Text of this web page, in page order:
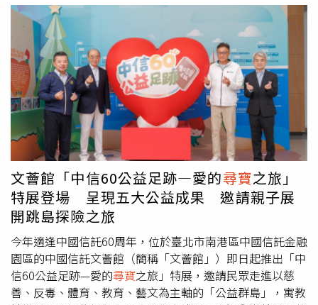
一個鏽蝕嚴重、外觀骯髒且爬滿昆蟲的油漆桶。露易莎表
示，油漆桶散發濃烈氨味，因此夫妻倆一直不敢打開，只能
先將它放置一旁，這一放就是好幾個月。直到某天終於鼓起
勇氣，夫妻倆特地拿起手機錄下開箱過程。沒想到打開桶蓋
後，裡面並非油漆，而是一疊又一疊保存完整的紙鈔，全是
1970年代發行的英鎊，總金額超過1000英鎊。影片隨後分
享到TikTok，吸引近20萬人觀看，不少網友直呼宛如電影情
節。露易莎受訪時表示，全家人原本完全沒想到桶子裡竟然
藏著現金，「孩子們看到時都非常興奮，這將會成為他們一
輩子難忘的回憶。」她也透露，自己當時正好失業，這筆意
外之財來得正是時候，不僅能支付部分生活帳單，也能帶孩
子們吃點好吃的、添購生活用品，「至少讓我們幾個星期不
用為錢太過擔心。」影片曝光後，許多網友紛紛留言分享感
受，有人好奇這些舊鈔是否仍可使用，也有人打趣表示「我
們家地下室只找到老鼠和松鼠的頭骨。」另有熟悉收藏的網
友提醒，印有英國女王肖像的舊版英鎊通常仍可透過銀行兌
換，若屬於特殊年份或稀有版本，收藏價值甚至可能高於面
文薈館「中信60公益足跡—愛的尋寶之旅」
特展登場 呈現五大公益成果 邀請親子展
開跳島探險之旅
今年適逢中國信託60周年，位於臺北市南港區中國信託金融
園區的中國信託文薈館（簡稱「文薈館」）即日起推出「中
信60公益足跡—愛的尋寶之旅」特展，邀請民眾走進以慈
善、反毒、體育、教育、藝文為主軸的「公益群島」，寓教